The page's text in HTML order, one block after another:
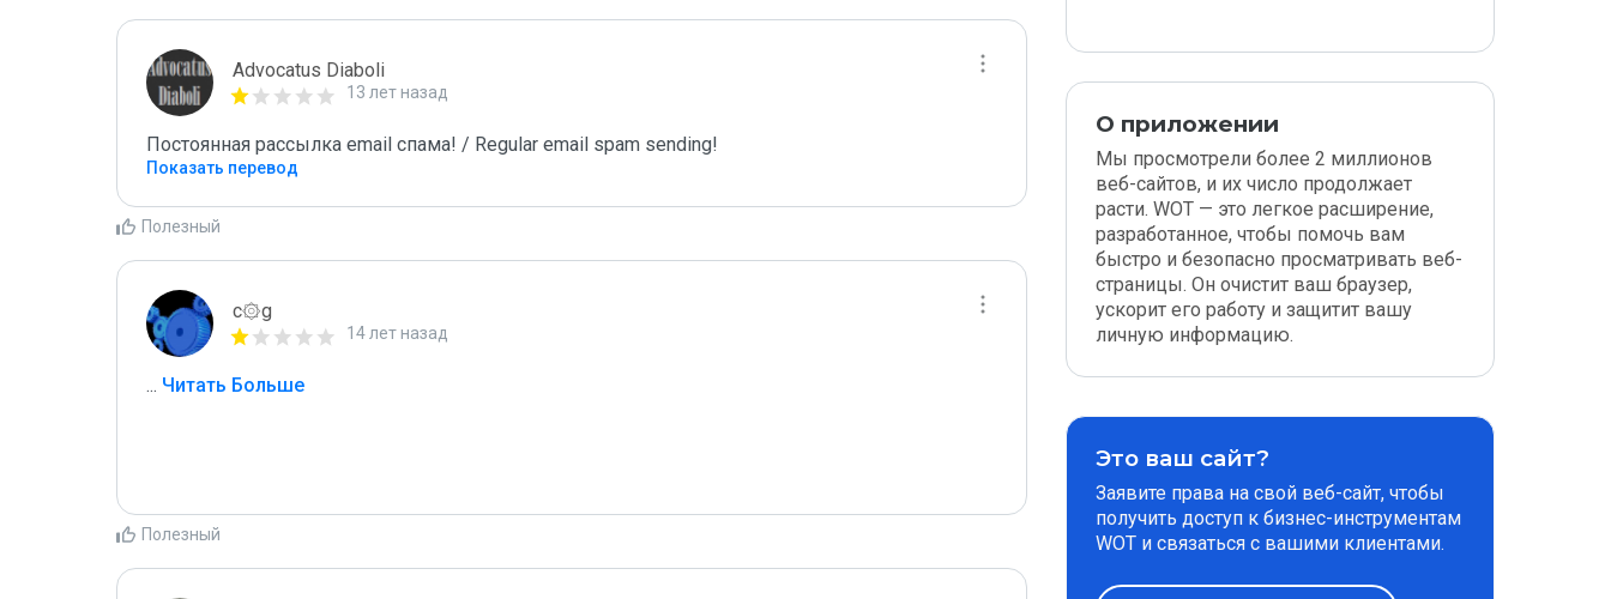
Advocatus Diaboli
13 лет назад
Постоянная рассылка email спама! / Regular email spam sending!
Показать перевод
Полезный
c۞g
14 лет назад
... Читать Больше
Полезный
О приложении
Мы просмотрели более 2 миллионов
веб-сайтов, и их число продолжает
расти. WOT — это легкое расширение,
разработанное, чтобы помочь вам
быстро и безопасно просматривать веб-
страницы. Он очистит ваш браузер,
ускорит его работу и защитит вашу
личную информацию.
Это ваш сайт?
Заявите права на свой веб-сайт, чтобы
получить доступ к бизнес-инструментам
WOT и связаться с вашими клиентами.